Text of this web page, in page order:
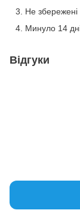
Не збережені
Минуло 14
Відгуки